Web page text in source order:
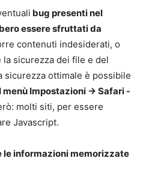
bug presenti nel
essere sfruttati da
contenuti indesiderati, o
sicurezza dei file e del
sicurezza ottimale è possibile
Impostazioni -> Safari -
molti siti, per essere
Javascript.
le informazioni memorizzate